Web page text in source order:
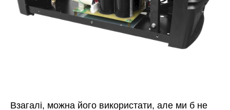
Взагалі, можна його використати, але ми б не